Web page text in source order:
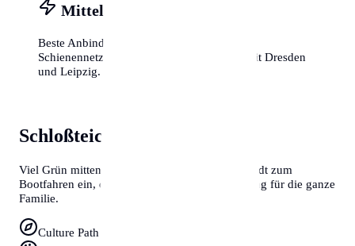
Mittelsächsischer Knoten
Beste Anbindung über die A4 und A72. Das
Schienennetz verbindet Chemnitz schnell mit Dresden
und Leipzig.
Schloßteich & Küchwald
Viel Grün mitten in der Stadt: Der Schloßteich lädt zum
Bootfahren ein, der Küchwald bietet Entspannung für die ganze
Familie.
Culture Path